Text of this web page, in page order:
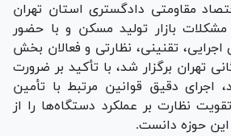
مقاومتی دادگستری استان تهران
بازار تولید مسکن و با حضور
اجرایی، تقنینی، نظارتی و فعالان بخش
تهران برگزار شد، با تأکید بر ضرورت
اجرای دقیق قوانین مرتبط با تأمین
نظارت بر عملکرد دستگاه‌ها را از
این حوزه دانست.